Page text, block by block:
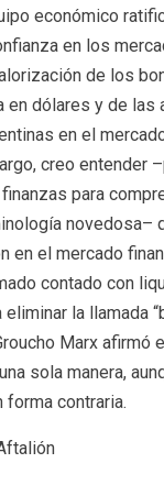
económico
en los
de los
en dólares y de las
en el
creo entender
para
novedosa–
en el mercado
contado con
la llamada
Marx afirmó
sola manera,
forma contraria.